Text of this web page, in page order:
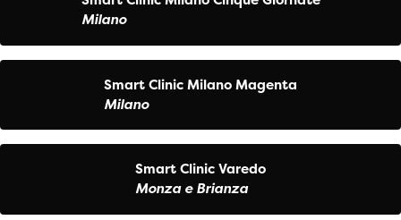
Milano
Smart Clinic Milano Magenta
Milano
Smart Clinic Varedo
Monza e Brianza